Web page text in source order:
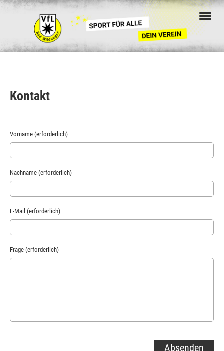
Kontakt
Vorname (erforderlich)
Nachname (erforderlich)
E-Mail (erforderlich)
Frage (erforderlich)